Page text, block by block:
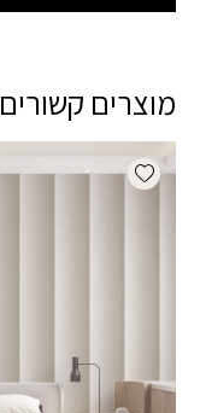
מוצרים קשורים
Add wishlist